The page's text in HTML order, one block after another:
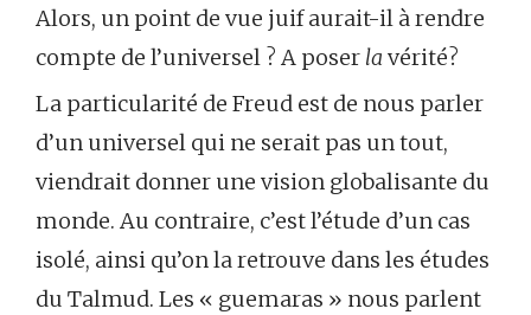
Alors, un point de vue juif aurait-il à rendre
compte de l’universel ? A poser la vérité?
La particularité de Freud est de nous parler
d’un universel qui ne serait pas un tout,
viendrait donner une vision globalisante du
monde. Au contraire, c’est l’étude d’un cas
isolé, ainsi qu’on la retrouve dans les études
du Talmud. Les « guemaras » nous parlent